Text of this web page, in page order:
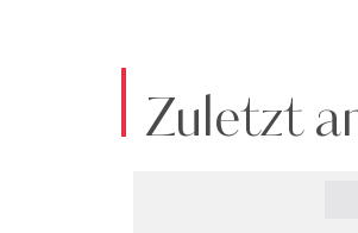
Zuletzt